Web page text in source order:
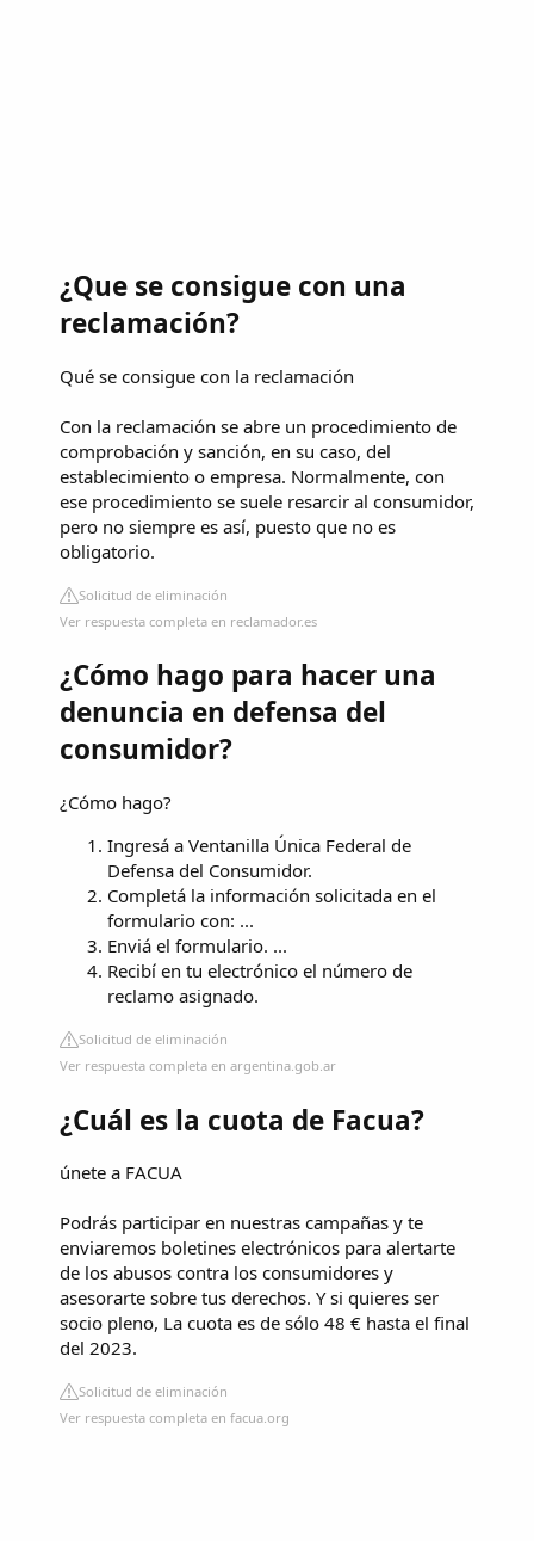
¿Que se consigue con una
reclamación?
Qué se consigue con la reclamación
Con la reclamación se abre un procedimiento de
comprobación y sanción, en su caso, del
establecimiento o empresa. Normalmente, con
ese procedimiento se suele resarcir al consumidor,
pero no siempre es así, puesto que no es
obligatorio.
Solicitud de eliminación
Ver respuesta completa en reclamador.es
¿Cómo hago para hacer una
denuncia en defensa del
consumidor?
¿Cómo hago?
Ingresá a Ventanilla Única Federal de
Defensa del Consumidor.
Completá la información solicitada en el
formulario con: ...
Enviá el formulario. ...
Recibí en tu electrónico el número de
reclamo asignado.
Solicitud de eliminación
Ver respuesta completa en argentina.gob.ar
¿Cuál es la cuota de Facua?
únete a FACUA
Podrás participar en nuestras campañas y te
enviaremos boletines electrónicos para alertarte
de los abusos contra los consumidores y
asesorarte sobre tus derechos. Y si quieres ser
socio pleno, La cuota es de sólo 48 € hasta el final
del 2023.
Solicitud de eliminación
Ver respuesta completa en facua.org